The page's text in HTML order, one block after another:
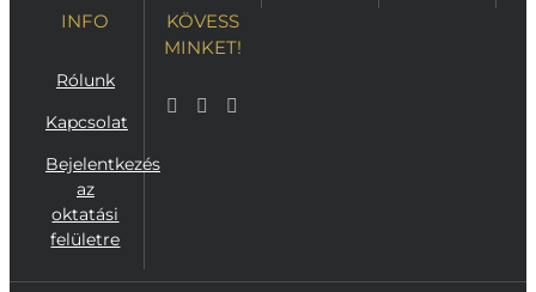
INFO
Rólunk
Kapcsolat
Bejelentkezés
az
oktatási
felületre
KÖVESS
MINKET!